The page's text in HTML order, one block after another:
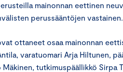
mainonnan eettinen
perussääntöjen vastainen.
ottaneet osaa mainonnan
varatuomari Arja Hiltunen,
Mäkinen, tutkimuspäällikkö Sirpa